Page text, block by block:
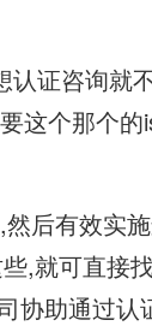
证咨询就
这个那个
后有效实
,就可直接
协助通过